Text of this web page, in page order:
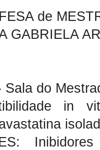
de
GABRIELA
Sala do
in